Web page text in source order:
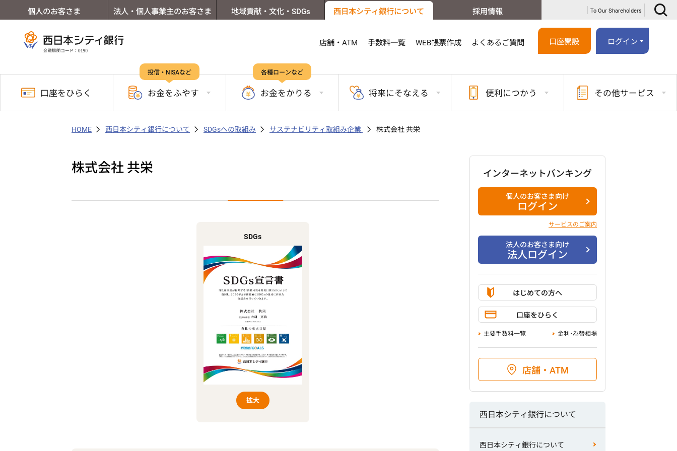
個人のお客さま 法人・個人事業主のお客さま 地域貢献・文化・SDGs 西日本シティ銀行について 採用情報 To Our Shareholders
店舗・ATM 手数料一覧 WEB帳票作成 よくあるご質問 口座開設 ログイン
口座を ひらく
投信・NISAなど
お金をふやす
各種ローンなど
お金をかりる 将来にそなえる 便利につかう その他サービス
HOME 西日本シティ銀行について SDGsへの取組み サステナビリティ取組み企業 株式会社 共栄
株式会社 共栄
SDGs
拡大
インターネットバンキング
個人のお客さま向け
ログイン
サービスのご案内
法人のお客さま向け
法人ログイン
はじめての方へ
口座をひらく
主要手数料一覧 金利･為替相場
店舗・ATM
西日本シティ銀行について
西日本シティ銀行について